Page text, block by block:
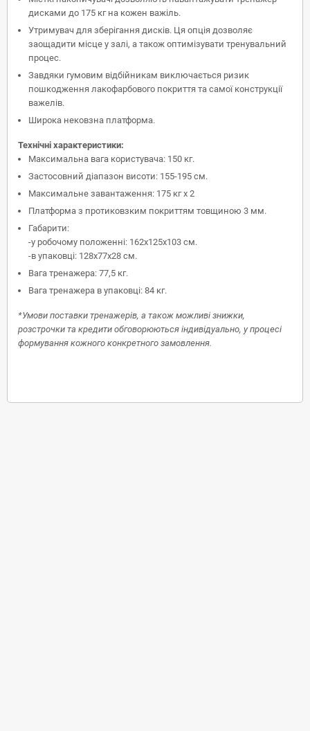
дисками до 175 кг на кожен важіль.
Утримувач для зберігання дисків. Ця опція дозволяє
заощадити місце у залі, а також оптимізувати тренувальний
процес.
Завдяки гумовим відбійникам виключається ризик
пошкодження лакофарбового покриття та самої конструкції
важелів.
Широка нековзна платформа.
Технічні характеристики:
Максимальна вага користувача: 150 кг.
Застосовний діапазон висоти: 155-195 см.
Максимальне завантаження: 175 кг х 2
Платформа з протиковзким покриттям товщиною 3 мм.
Габарити:
-у робочому положенні: 162х125х103 см.
-в упаковці: 128х77х28 см.
Вага тренажера: 77,5 кг.
Вага тренажера в упаковці: 84 кг.
*Умови поставки тренажерів, а також можливі знижки,
розстрочки та кредити обговорюються індивідуально, у процесі
формування кожного конкретного замовлення.